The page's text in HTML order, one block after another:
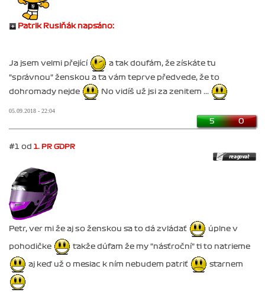
Patrik Rusiňák napsáno:
Ja jsem velmi přející a tak doufám, že získáte tu
"správnou" ženskou a ta vám teprve předvede, že to
dohromady nejde
No vidíš už jsi za zenitem ...
05.09.2018 - 22:04
5 0
#1 od 1. PR GDPR
Petr, ver mi že aj so ženskou sa to dá zvládať úplne v
pohodičke takže dúfam že my "násťroční" ti to natrieme
aj keď už o mesiac k ním nebudem patriť starnem